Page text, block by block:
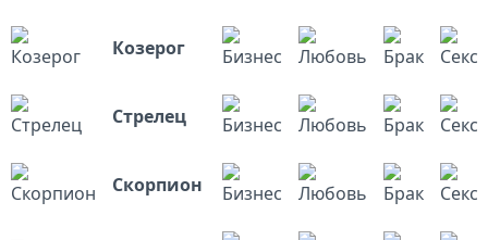
Козерог
Стрелец
Скорпион